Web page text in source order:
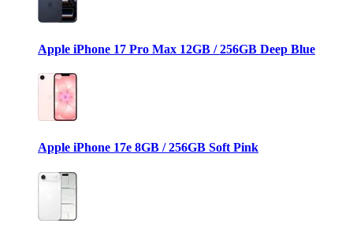
Apple iPhone 17 Pro Max 12GB / 256GB Deep Blue
Apple iPhone 17e 8GB / 256GB Soft Pink